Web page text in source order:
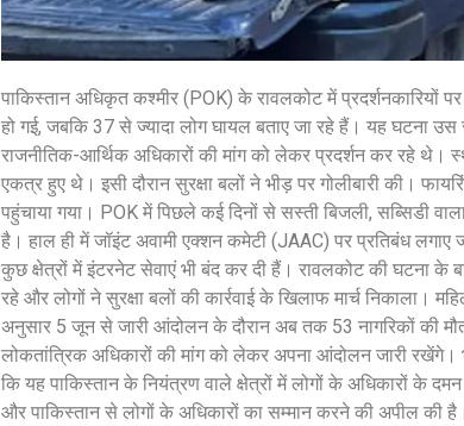
पाकिस्तान अधिकृत कश्मीर (POK) के रावलकोट में प्रदर्शनकारियों
हो गई, जबकि 37 से ज्यादा लोग घायल बताए जा रहे हैं। यह घटना उस
राजनीतिक-आर्थिक अधिकारों की मांग को लेकर प्रदर्शन कर रहे थे।
एकत्र हुए थे। इसी दौरान सुरक्षा बलों ने भीड़ पर गोलीबारी की।
पहुंचाया गया। POK में पिछले कई दिनों से सस्ती बिजली, सब्सिडी
है। हाल ही में जॉइंट अवामी एक्शन कमेटी (JAAC) पर प्रतिबंध
कुछ क्षेत्रों में इंटरनेट सेवाएं भी बंद कर दी हैं। रावलकोट की घटना के
रहे और लोगों ने सुरक्षा बलों की कार्रवाई के खिलाफ मार्च निकाला।
अनुसार 5 जून से जारी आंदोलन के दौरान अब तक 53 नागरिकों की
लोकतांत्रिक अधिकारों की मांग को लेकर अपना आंदोलन जारी रखेंगे।
कि यह पाकिस्तान के नियंत्रण वाले क्षेत्रों में लोगों के अधिकारों के
और पाकिस्तान से लोगों के अधिकारों का सम्मान करने की अपील की